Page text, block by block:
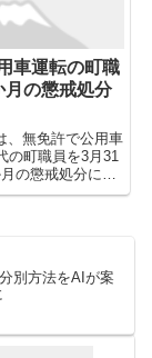
車運転の町職
月の懲戒処分
、無免許で公用車
の町職員を3月31
の懲戒処分にし
か月の処分を受け
別方法をAIが案